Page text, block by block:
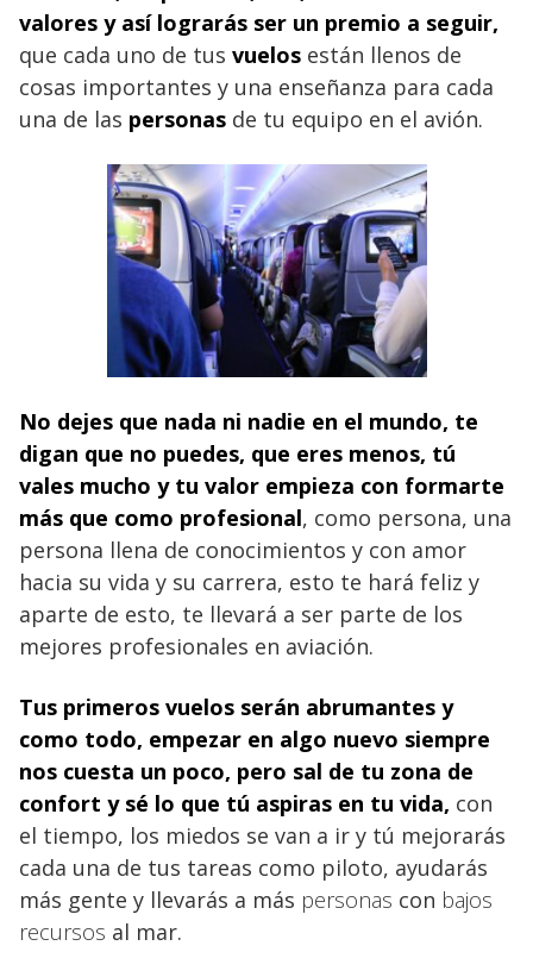
valores y así lograrás ser un premio a seguir,
que cada uno de tus vuelos están llenos de
cosas importantes y una enseñanza para cada
una de las personas de tu equipo en el avión.
No dejes que nada ni nadie en el mundo, te
digan que no puedes, que eres menos, tú
vales mucho y tu valor empieza con formarte
más que como profesional, como persona, una
persona llena de conocimientos y con amor
hacia su vida y su carrera, esto te hará feliz y
aparte de esto, te llevará a ser parte de los
mejores profesionales en aviación.
Tus primeros vuelos serán abrumantes y
como todo, empezar en algo nuevo siempre
nos cuesta un poco, pero sal de tu zona de
confort y sé lo que tú aspiras en tu vida, con
el tiempo, los miedos se van a ir y tú mejorarás
cada una de tus tareas como piloto, ayudarás
más gente y llevarás a más personas con bajos
recursos al mar.